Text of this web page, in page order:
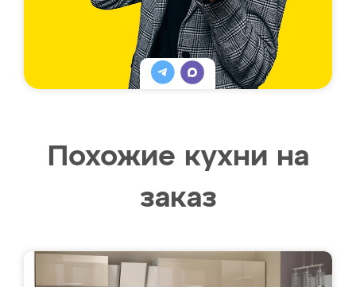
Похожие кухни на
заказ